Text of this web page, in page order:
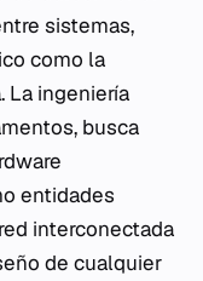
sistemas,
como la
La ingeniería
busca
entidades
interconectada
de cualquier